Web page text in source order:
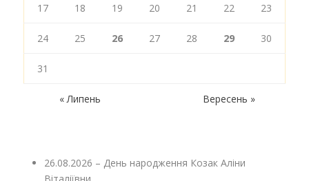
17 18 19 20 21 22 23
24 25 26 27 28 29 30
31
« Липень Вересень »
26.08.2026 – День народження Козак Аліни
Віталіївни